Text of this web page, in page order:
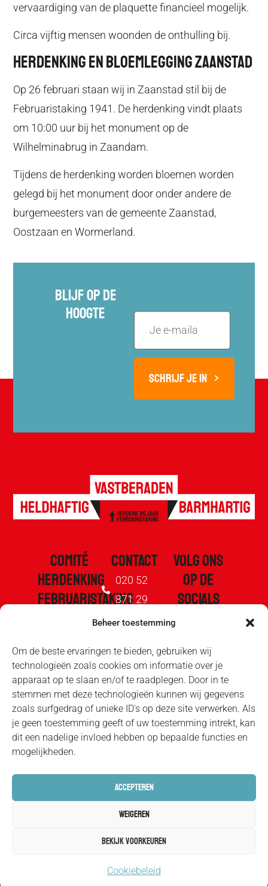
Beheer toestemming
Om de beste ervaringen te bieden, gebruiken wij
technologieën zoals cookies om informatie over je
apparaat op te slaan en/of te raadplegen. Door in te
stemmen met deze technologieën kunnen wij gegevens
zoals surfgedrag of unieke ID's op deze site verwerken. Als
je geen toestemming geeft of uw toestemming intrekt, kan
dit een nadelige invloed hebben op bepaalde functies en
mogelijkheden.
Accepteren
Weigeren
Bekijk Voorkeuren
Cookiebeleid
vervaardiging van de plaquette financieel mogelijk.
Circa vijftig mensen woonden de onthulling bij.
Herdenking En Bloemlegging Zaanstad
Op 26 februari staan wij in Zaanstad stil bij de
Februaristaking 1941. De herdenking vindt plaats
om 10:00 uur bij het monument op de
Wilhelminabrug in Zaandam.
Tijdens de herdenking worden bloemen worden
gelegd bij het monument door onder andere de
burgemeesters van de gemeente Zaanstad,
Oostzaan en Wormerland.
Blijf Op De
Hoogte
COMITÉ
HERDENKING
FEBRUARISTAKING
De Stad
Moet
Plat.nl
Pers
CONTACT
020 52
871 29
info@februaristaking.nl
Kleine
Wittenburgerstraat
1
1018 LS
Amsterdam
VOLG ONS
OP DE
SOCIALS
Website door De Webcirkel